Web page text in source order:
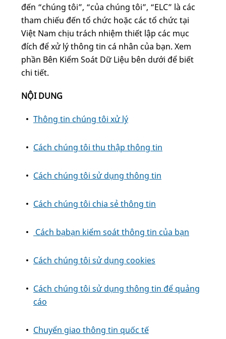
đến “chúng tôi”, “của chúng tôi”, “ELC” là các
tham chiếu đến tổ chức hoặc các tổ chức tại
Việt Nam chịu trách nhiệm thiết lập các mục
đích để xử lý thông tin cá nhân của bạn. Xem
phần Bên Kiểm Soát Dữ Liệu bên dưới để biết
chi tiết.
NỘI DUNG
Thông tin chúng tôi xử lý
Cách chúng tôi thu thập thông tin
Cách chúng tôi sử dụng thông tin
Cách chúng tôi chia sẻ thông tin
Cách bạbạn kiểm soát thông tin của bạn
Cách chúng tôi sử dụng cookies
Cách chúng tôi sử dụng thông tin để quảng
cáo
Chuyển giao thông tin quốc tế